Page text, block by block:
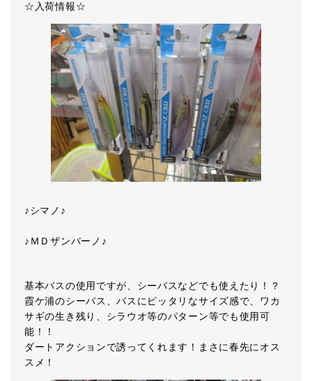
☆入荷情報☆
♪シマノ♪
♪ＭＤザンバーノ♪
基本バスの使用ですが、シーバスなどでも使えたり！？
霞ケ浦のシーバス、バスにピッタリなサイズ感で、ワカ
サギの生き残り、シラウオ等のパターン等でも使用可
能！！
ダートアクションで誘ってくれます！まさに春先にオス
スメ！